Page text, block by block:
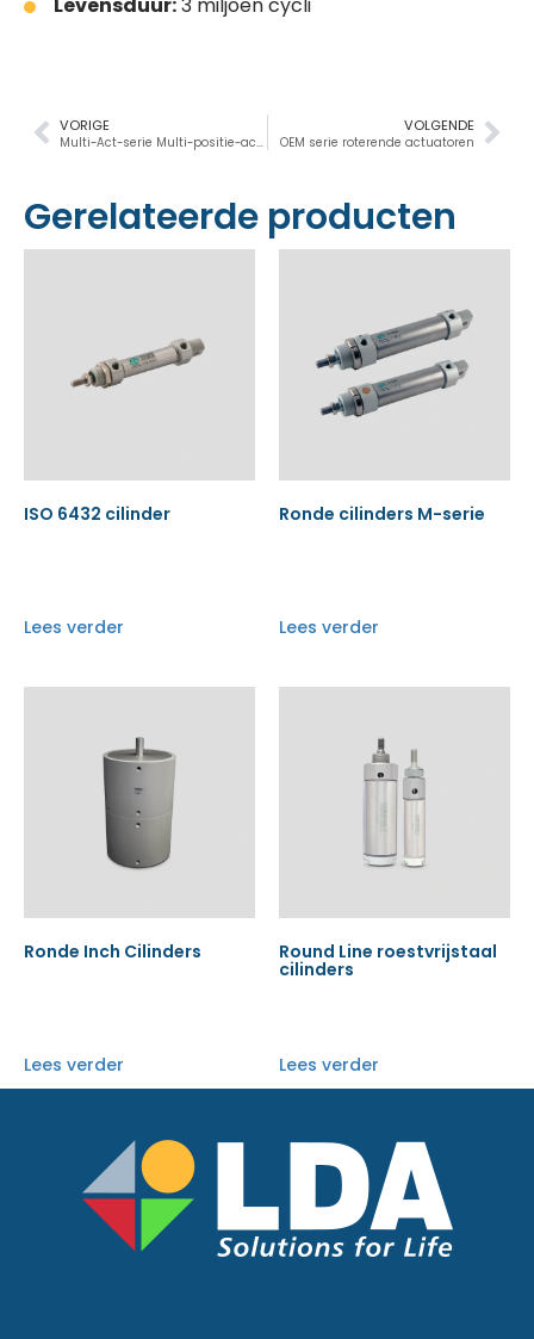
VOLGENDE
OEM serie roterende actuatoren
VORIGE
Gerelateerde producten
ISO 6432 cilinder
Lees verder
Ronde cilinders M-serie
Lees verder
Ronde Inch Cilinders
Lees verder
Round Line roestvrijstaal
cilinders
Lees verder